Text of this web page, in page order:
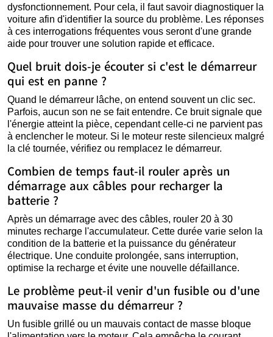
dysfonctionnement. Pour cela, il faut savoir diagnostiquer la
voiture afin d'identifier la source du problème. Les réponses
à ces interrogations fréquentes vous seront d'une grande
aide pour trouver une solution rapide et efficace.
Quel bruit dois-je écouter si c'est le démarreur
qui est en panne ?
Quand le démarreur lâche, on entend souvent un clic sec.
Parfois, aucun son ne se fait entendre. Ce bruit signale que
l'énergie atteint la pièce, cependant celle-ci ne parvient pas
à enclencher le moteur. Si le moteur reste silencieux malgré
la clé tournée, vérifiez ou remplacez le démarreur.
Combien de temps faut-il rouler après un
démarrage aux câbles pour recharger la
batterie ?
Après un démarrage avec des câbles, rouler 20 à 30
minutes recharge l'accumulateur. Cette durée varie selon la
condition de la batterie et la puissance du générateur
électrique. Une conduite prolongée, sans interruption,
optimise la recharge et évite une nouvelle défaillance.
Le problème peut-il venir d'un fusible ou d'une
mauvaise masse du démarreur ?
Un fusible grillé ou un mauvais contact de masse bloque